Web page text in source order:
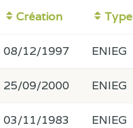
Création Type
08/12/1997 ENIEG
25/09/2000 ENIEG
03/11/1983 ENIEG